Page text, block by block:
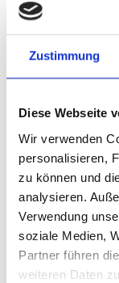
Zustimmung
Diese Webseite
Wir verwenden
personalisieren,
zu können und
analysieren.
Verwendung
soziale Medien,
Partner führen
weiteren Daten
- Finail,
Sport29.07. -